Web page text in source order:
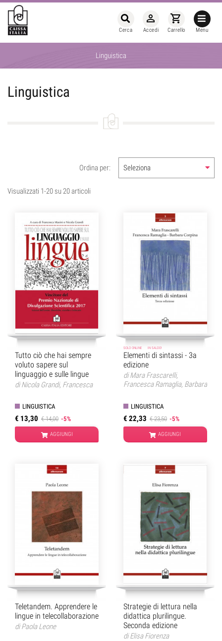
Menu
shopping_cart
Carrello
person_outline
Accedi
Cerca
Linguistica
Linguistica
Ordina per: Seleziona
Visualizzati 1-20 su 20 articoli
Tutto ciò che hai sempre
voluto sapere sul
linguaggio e sulle lingue
diNicola Grandi, Francesca
LINGUISTICA
€ 13,30 € 14,00 -5%
AGGIUNGI
SOLO ONLINE IN SALDO!
Elementi di sintassi - 3a
edizione
diMara Frascarelli,
Francesca Ramaglia, Barbara
LINGUISTICA
€ 22,33 € 23,50 -5%
AGGIUNGI
Teletandem. Apprendere le
lingue in telecollaborazione
diPaola Leone
Strategie di lettura nella
didattica plurilingue.
Seconda edizione
diElisa Fiorenza